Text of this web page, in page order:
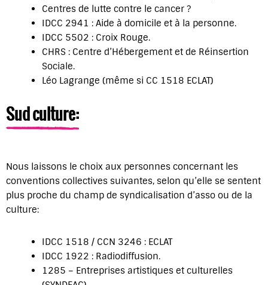
Centres de lutte contre le cancer ?
IDCC 2941 : Aide à domicile et à la personne.
IDCC 5502 : Croix Rouge.
CHRS : Centre d’Hébergement et de Réinsertion
Sociale.
Léo Lagrange (même si CC 1518 ECLAT)
Sud culture:
Nous laissons le choix aux personnes concernant les
conventions collectives suivantes, selon qu’elle se sentent
plus proche du champ de syndicalisation d’asso ou de la
culture:
IDCC 1518 / CCN 3246 : ECLAT
IDCC 1922 : Radiodiffusion.
1285 – Entreprises artistiques et culturelles